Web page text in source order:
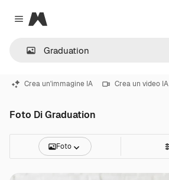
Close menu
Magnific
Crea un'immagine IA Crea un video IA
Foto Di Graduation
Foto